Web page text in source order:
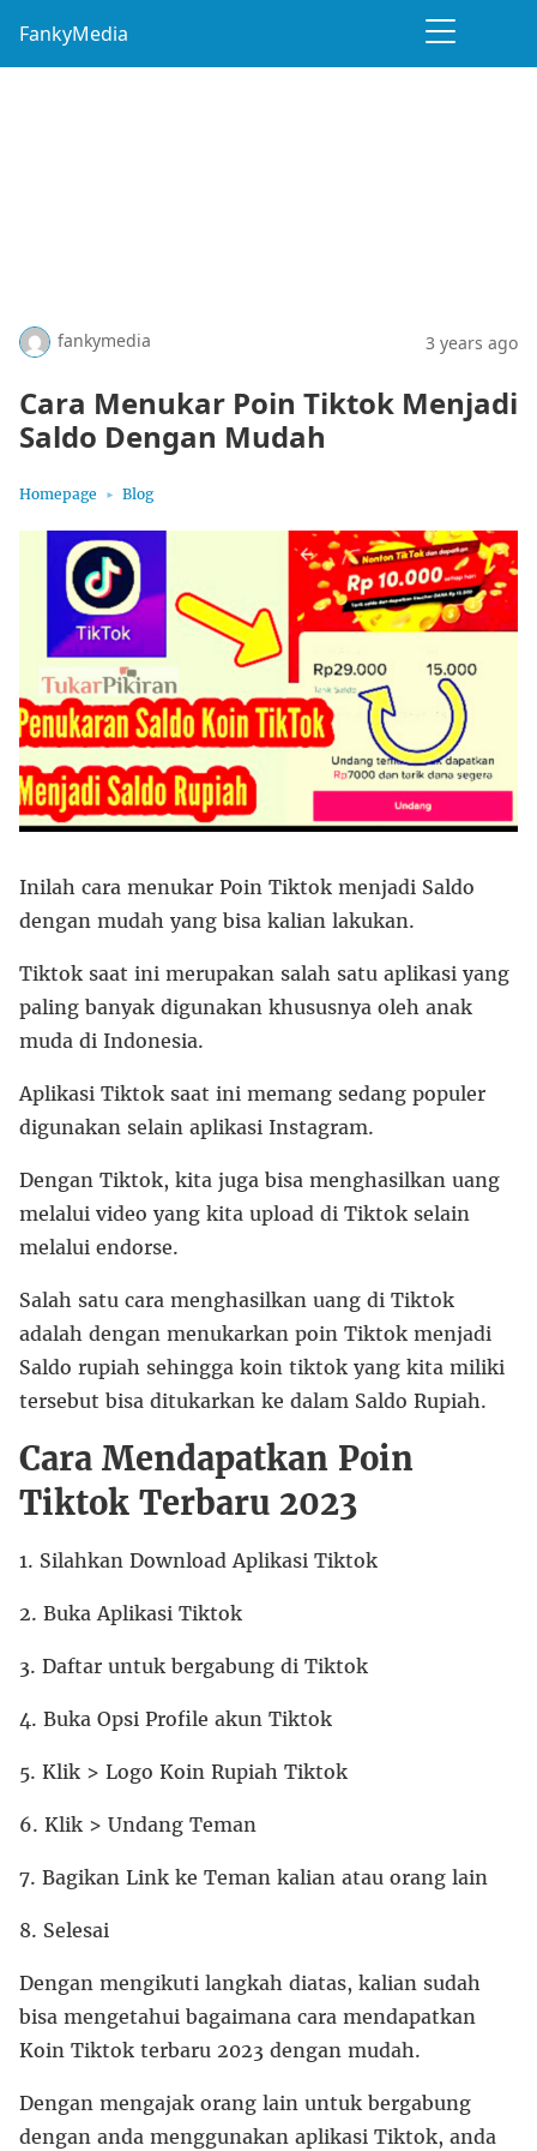
FankyMedia
fankymedia 3 years ago
Cara Menukar Poin Tiktok Menjadi
Saldo Dengan Mudah
Homepage Blog
Inilah cara menukar Poin Tiktok menjadi Saldo
dengan mudah yang bisa kalian lakukan.
Tiktok saat ini merupakan salah satu aplikasi yang
paling banyak digunakan khususnya oleh anak
muda di Indonesia.
Aplikasi Tiktok saat ini memang sedang populer
digunakan selain aplikasi Instagram.
Dengan Tiktok, kita juga bisa menghasilkan uang
melalui video yang kita upload di Tiktok selain
melalui endorse.
Salah satu cara menghasilkan uang di Tiktok
adalah dengan menukarkan poin Tiktok menjadi
Saldo rupiah sehingga koin tiktok yang kita miliki
tersebut bisa ditukarkan ke dalam Saldo Rupiah.
Cara Mendapatkan Poin
Tiktok Terbaru 2023
1. Silahkan Download Aplikasi Tiktok
2. Buka Aplikasi Tiktok
3. Daftar untuk bergabung di Tiktok
4. Buka Opsi Profile akun Tiktok
5. Klik > Logo Koin Rupiah Tiktok
6. Klik > Undang Teman
7. Bagikan Link ke Teman kalian atau orang lain
8. Selesai
Dengan mengikuti langkah diatas, kalian sudah
bisa mengetahui bagaimana cara mendapatkan
Koin Tiktok terbaru 2023 dengan mudah.
Dengan mengajak orang lain untuk bergabung
dengan anda menggunakan aplikasi Tiktok, anda